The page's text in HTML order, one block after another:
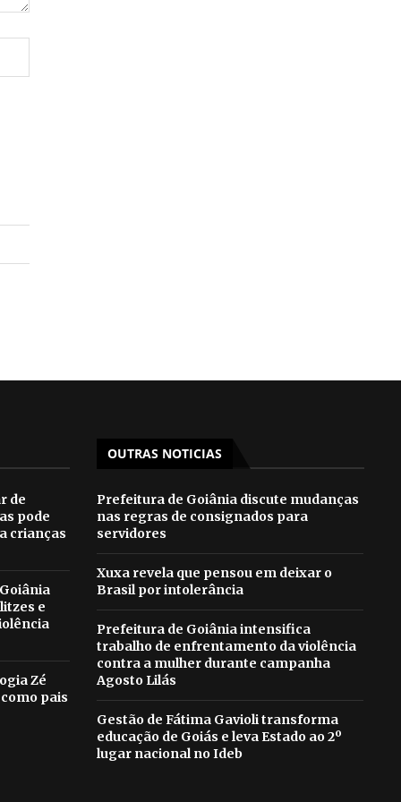
de
pode
crianças
e
Zé
pais
OUTRAS NOTICIAS
Prefeitura de Goiânia discute mudanças
nas regras de consignados para
servidores
Xuxa revela que pensou em deixar o
Brasil por intolerância
Prefeitura de Goiânia intensifica
trabalho de enfrentamento da violência
contra a mulher durante campanha
Agosto Lilás
Gestão de Fátima Gavioli transforma
educação de Goiás e leva Estado ao 2º
lugar nacional no Ideb